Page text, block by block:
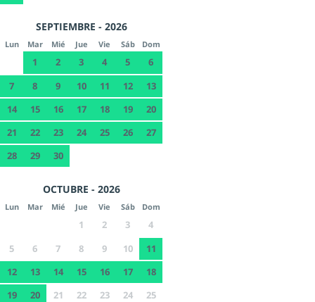
SEPTIEMBRE - 2026
Lun Mar Mié Jue Vie Sáb Dom
1 2 3 4 5
6
7
8 9 10 11 12
13
14
15 16 17 18 19
20
21
22 23 24 25 26
27
28
29 30
OCTUBRE - 2026
Lun Mar Mié Jue Vie Sáb Dom
1 2 3
4
5
6 7 8 9 10
11
12
13 14 15 16 17
18
19
20 21 22 23 24 25